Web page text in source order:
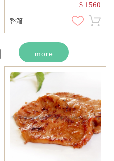
$ 1560
整箱
more